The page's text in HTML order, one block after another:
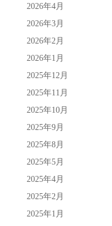
2026年4月
2026年3月
2026年2月
2026年1月
2025年12月
2025年11月
2025年10月
2025年9月
2025年8月
2025年5月
2025年4月
2025年2月
2025年1月